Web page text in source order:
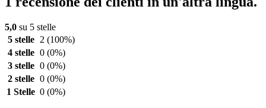
5,0 su 5 stelle
5 stelle
2 (100%)
4 stelle 0 (0%)
3 stelle 0 (0%)
2 stelle 0 (0%)
1 Stelle 0 (0%)